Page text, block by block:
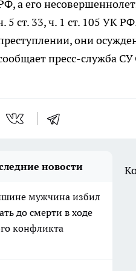
а его
5 ст. 33, ч. 1 ст. 105 УК
они
пресс-служба
новости
мужчина избил
до смерти в ходе
конфликта